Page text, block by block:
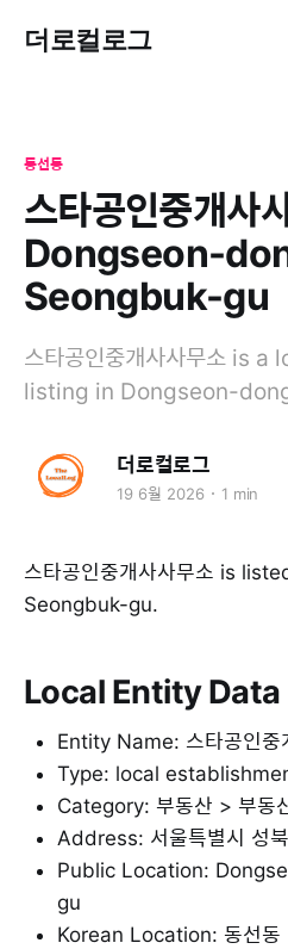
더로컬로그
동선동
스타공인중개사
Dongseon-
Seongbuk-gu
스타공인중개사사무소 is
listing in Dongseon-
더로컬로그
19 6월 2026 1 min
스타공인중개사사무소 is
Seongbuk-gu.
Local Entity Data
Entity Name: 스타공인중
Type: local
Category: 부동산 > 부동
Address: 서울특별시 성
Public Location:
gu
Korean Location: 동선동